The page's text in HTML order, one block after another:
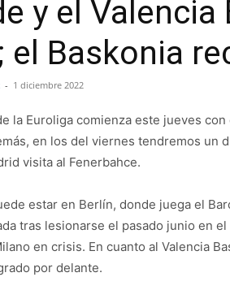
y el Valencia
el Baskonia
- 1 diciembre 2022
la Euroliga comienza este jueves
en los del viernes tendremos un
visita al Fenerbahce.
estar en Berlín, donde juega el
tras lesionarse el pasado junio en
en crisis. En cuanto al Valencia
por delante.